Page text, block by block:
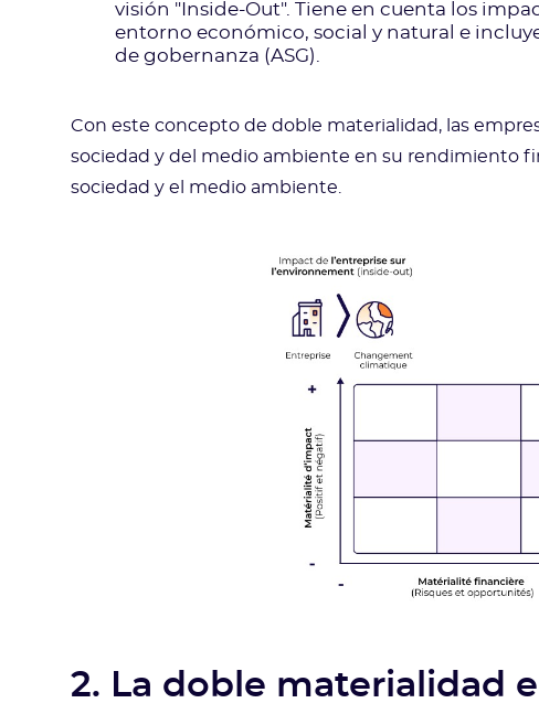
visión "Inside-Out". Tiene en cuenta los
entorno económico, social y natural e
de gobernanza (ASG).
Con este concepto de doble materialidad, las
sociedad y del medio ambiente en su rendimiento
sociedad y el medio ambiente.
2. La doble materialidad